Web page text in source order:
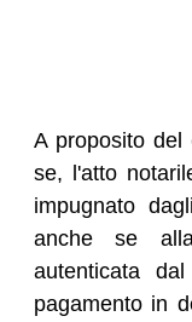
A proposito del
se, l'atto
impugnato
anche se
autenticata
pagamento in